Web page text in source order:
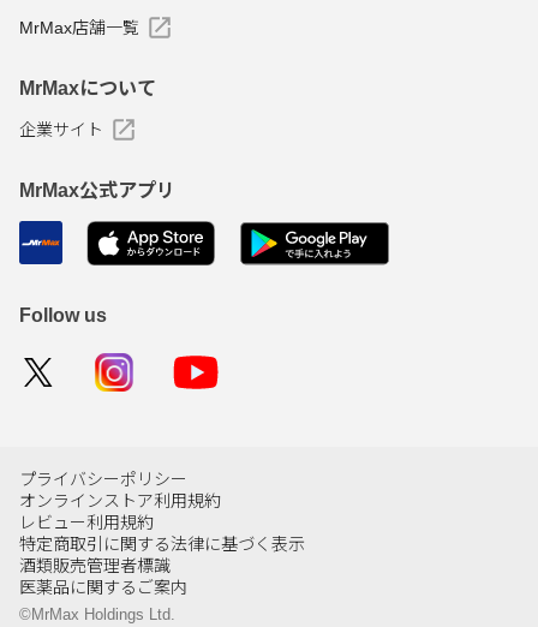
MrMax店舗一覧
MrMaxについて
企業サイト
MrMax公式アプリ
Follow us
プライバシーポリシー
オンラインストア利用規約
レビュー利用規約
特定商取引に関する法律に基づく表示
酒類販売管理者標識
医薬品に関するご案内
©MrMax Holdings Ltd.